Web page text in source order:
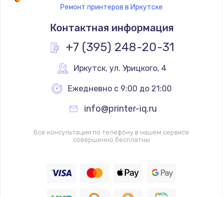
Ремонт принтеров в Иркутске
Контактная информация
+7 (395) 248-20-31
Иркутск, ул. Урицкого, 4
Ежедневно с 9:00 до 21:00
info@printer-iq.ru
Все консультации по телефону в нашем сервисе
совершенно бесплатны